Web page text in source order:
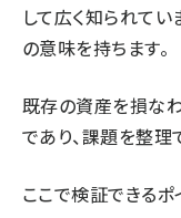
して広く知られてい
の意味を持ちます。
既存の資産を損な
であり、課題を整理
ここで検証できるポ